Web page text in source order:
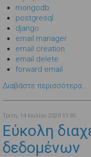
mongodb
postgresql
django
email manager
email creation
email delete
forward email
Διαβάστε περισσότερα...
Τρίτη, 14 Ιουλίου 2020 11:35
Εύκολη
δεδομένων